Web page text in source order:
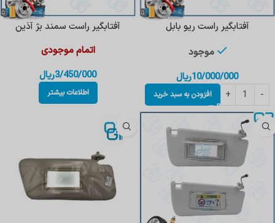
آفتابگیر راست ریو بابل
موجود
10/000/000ریال
افزودن به سبد خرید
آفتابگیر راست سمند بژ آذین
اتمام موجودی
3/450/000ریال
اطلاعات بیشتر